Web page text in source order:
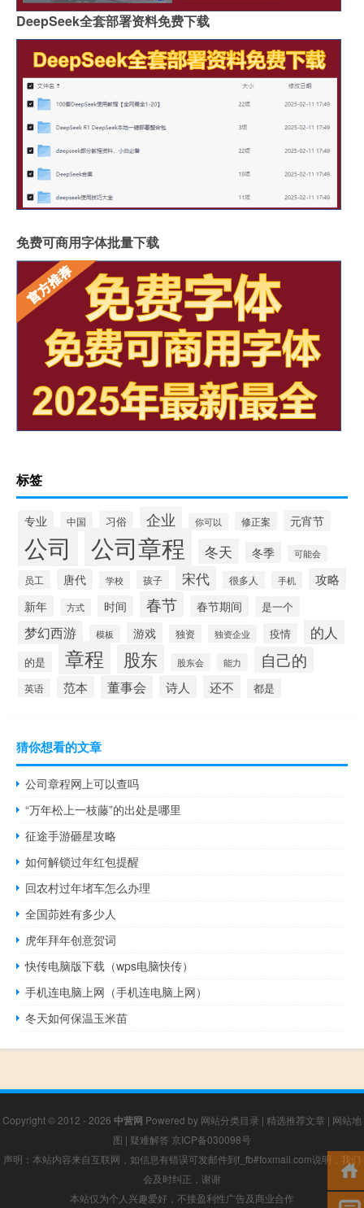
DeepSeek全套部署资料免费下载
免费可商用字体批量下载
标签
专业 中国 习俗 企业 你可以 修正案 元宵节
公司 公司章程 冬天 冬季 可能会
员工 唐代 学校 孩子 宋代 很多人 手机 攻略
新年 方式 时间 春节 春节期间 是一个
梦幻西游 模板 游戏 独资 独资企业 疫情 的人
的是 章程 股东 股东会 能力 自己的
英语 范本 董事会 诗人 还不 都是
猜你想看的文章
公司章程网上可以查吗
“万年松上一枝藤”的出处是哪里
征途手游砸星攻略
如何解锁过年红包提醒
回农村过年堵车怎么办理
全国茆姓有多少人
虎年拜年创意贺词
快传电脑版下载（wps电脑快传）
手机连电脑上网（手机连电脑上网）
冬天如何保温玉米苗
Copyright © 2012 - 2026 中营网 Powered by 网站分类目录 | 精选推荐文章 | 网站地
图 | 疑难解答 京ICP备030098号
声明：本站内容来自互联网，如信息有错误可发邮件到f_fb#foxmail.com说明，我们
会及时纠正，谢谢
本站仅为个人兴趣爱好，不接盈利性广告及商业合作